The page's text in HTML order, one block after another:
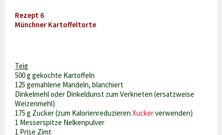
Rezept 6
Münchner Kartoffeltorte
Teig
500 g gekochte Kartoffeln
125 gemahlene Mandeln, blanchiert
Dinkelmehl oder Dinkeldunst zum Verkneten (ersatzweise
Weizenmehl)
175 g Zucker (zum KalorienreduzierenXuckerverwenden)
1 Messerspitze Nelkenpulver
1 Prise Zimt